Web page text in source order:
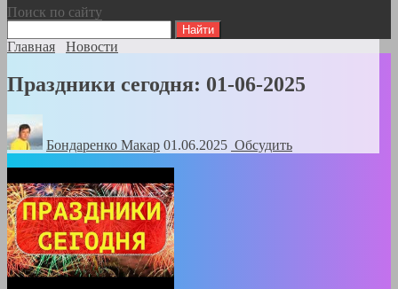
Поиск по сайту
Главная Новости
Праздники сегодня: 01-06-2025
Бондаренко Mакар 01.06.2025 Обсудить